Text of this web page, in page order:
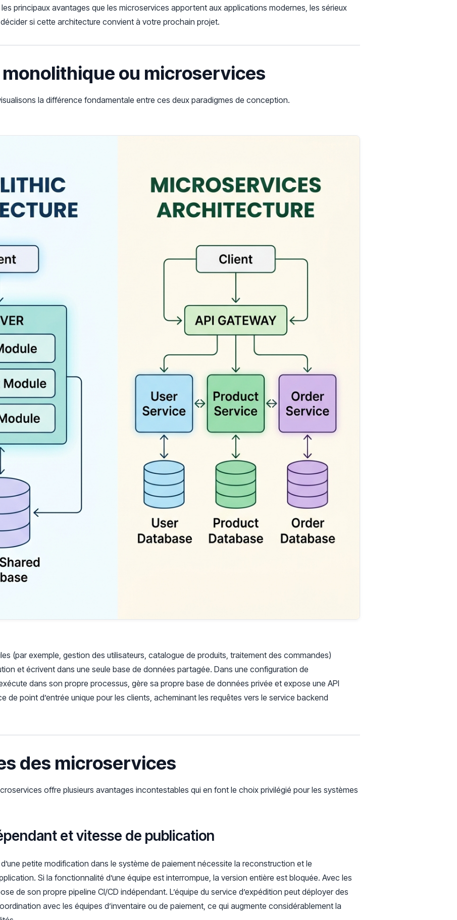
principaux avantages que les microservices apportent aux applications modernes, les sérieux
si cette architecture convient à votre prochain projet.
ou microservices
la différence fondamentale entre ces deux paradigmes de conception.
(par exemple, gestion des utilisateurs, catalogue de produits, traitement des commandes)
et écrivent dans une seule base de données partagée. Dans une configuration de
dans son propre processus, gère sa propre base de données privée et expose une API
de point d’entrée unique pour les clients, acheminant les requêtes vers le service backend
des microservices
offre plusieurs avantages incontestables qui en font le choix privilégié pour les systèmes
et vitesse de publication
petite modification dans le système de paiement nécessite la reconstruction et le
Si la fonctionnalité d’une équipe est interrompue, la version entière est bloquée. Avec les
de son propre pipeline CI/CD indépendant. L’équipe du service d’expédition peut déployer des
avec les équipes d’inventaire ou de paiement, ce qui augmente considérablement la